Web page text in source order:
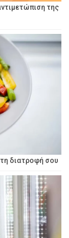
της
διατροφή σου